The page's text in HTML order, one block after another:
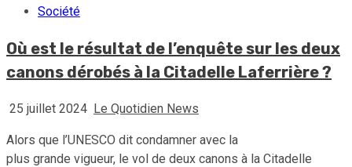
Société
Où est le résultat de l’enquête sur les deux
canons dérobés à la Citadelle Laferrière ?
25 juillet 2024 Le Quotidien News
Alors que l’UNESCO dit condamner avec la
plus grande vigueur, le vol de deux canons à la Citadelle